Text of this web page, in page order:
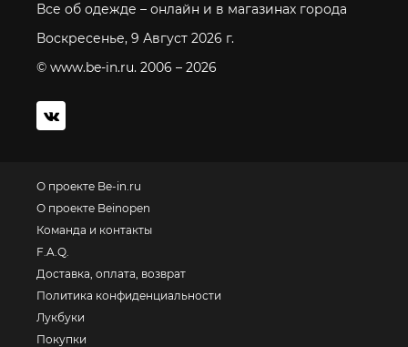
Все об одежде – онлайн и в магазинах города
Воскресенье, 9 Август 2026 г.
© www.be-in.ru. 2006 – 2026
О проекте Be-in.ru
О проекте Beinopen
Команда и контакты
F.A.Q.
Доставка, оплата, возврат
Политика конфиденциальности
Лукбуки
Покупки